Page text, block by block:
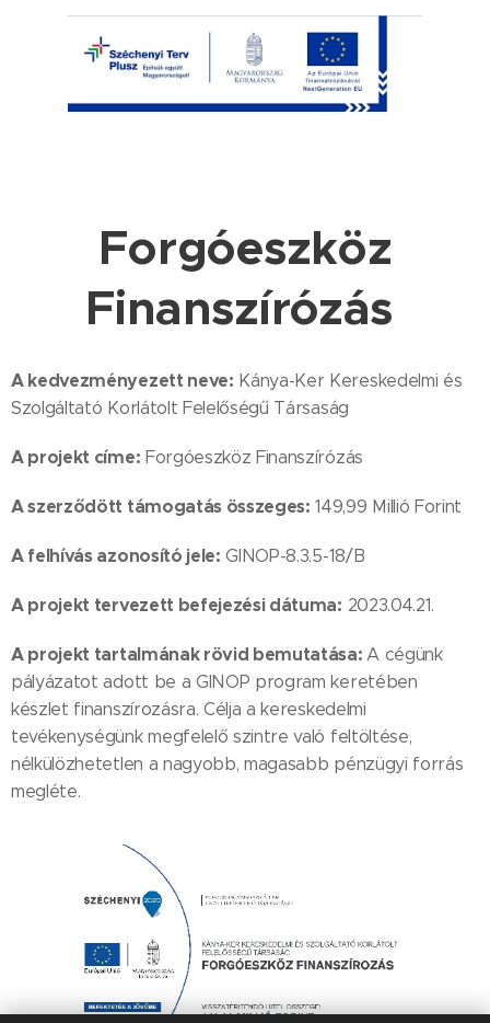
Forgóeszköz
Finanszírózás
A kedvezményezett neve: Kánya-Ker Kereskedelmi és
Szolgáltató Korlátolt Felelőségű Társaság
A projekt címe: Forgóeszköz Finanszírózás
A szerződött támogatás összeges: 149,99 Millió Forint
A felhívás azonosító jele: GINOP-8.3.5-18/B
A projekt tervezett befejezési dátuma: 2023.04.21.
A projekt tartalmának rövid bemutatása:A cégünk
pályázatot adott be a GINOP program keretében
készlet finanszírozásra. Célja a kereskedelmi
tevékenységünk megfelelő szintre való feltöltése,
nélkülözhetetlen a nagyobb, magasabb pénzügyi forrás
megléte.